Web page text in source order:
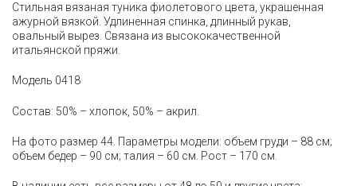
Стильная вязаная туника фиолетового цвета, украшенная
ажурной вязкой. Удлиненная спинка, длинный рукав,
овальный вырез. Связана из высококачественной
итальянской пряжи.
Модель 0418
Состав: 50% – хлопок, 50% – акрил.
На фото размер 44. Параметры модели: объем груди – 88 см;
объем бедер – 90 см; талия – 60 см. Рост – 170 см.